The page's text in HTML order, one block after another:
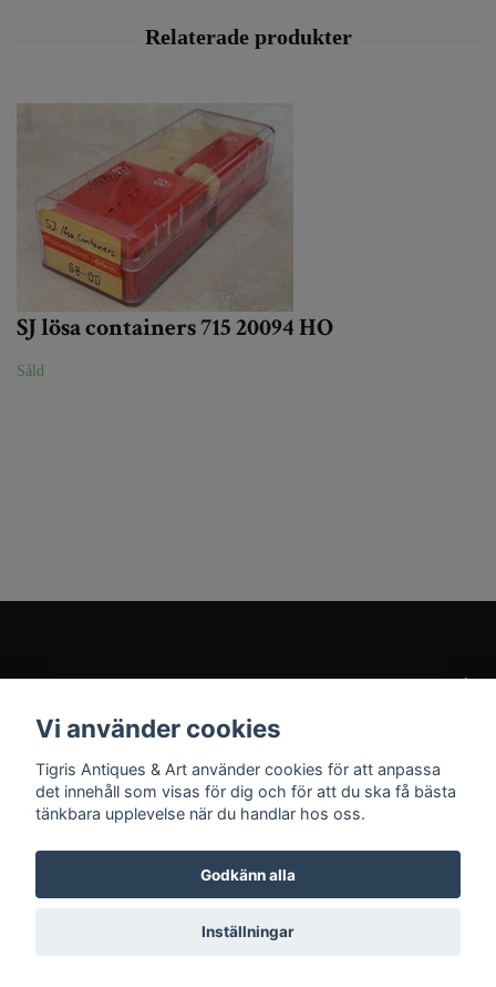
SJ lösa containers 715 20094 HO
Såld
Sociala medier
© 2026 Tigris Antiques & Art
Vi använder cookies
Tigris Antiques & Art använder cookies för att anpassa
det innehåll som visas för dig och för att du ska få bästa
tänkbara upplevelse när du handlar hos oss.
Godkänn alla
Inställningar